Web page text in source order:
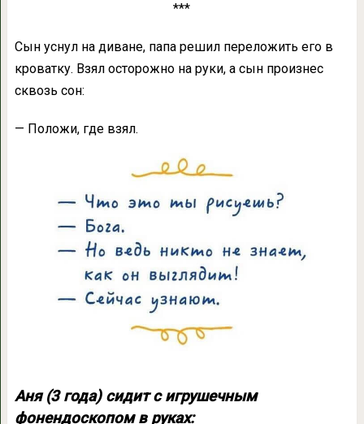
***
Сын уснул на диване, папа решил переложить его в
кроватку. Взял осторожно на руки, а сын произнес
сквозь сон:
— Положи, где взял.
Аня (3 года) сидит с игрушечным
фонендоскопом в руках: